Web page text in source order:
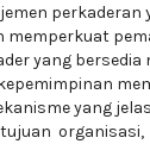
memperkuat
yang
yang